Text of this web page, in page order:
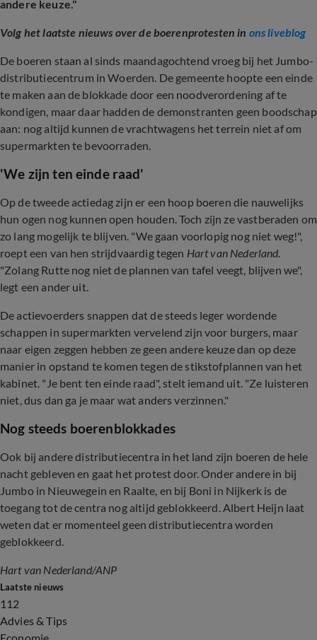
andere keuze."
Volg het laatste nieuws over de boerenprotesten in ons liveblog
De boeren staan al sinds maandagochtend vroeg bij het Jumbo-
distributiecentrum in Woerden. De gemeente hoopte een einde
te maken aan de blokkade door een noodverordening af te
kondigen, maar daar hadden de demonstranten geen boodschap
aan: nog altijd kunnen de vrachtwagens het terrein niet af om
supermarkten te bevoorraden.
'We zijn ten einde raad'
Op de tweede actiedag zijn er een hoop boeren die nauwelijks
hun ogen nog kunnen open houden. Toch zijn ze vastberaden om
zo lang mogelijk te blijven. "We gaan voorlopig nog niet weg!",
roept een van hen strijdvaardig tegen Hart van Nederland.
"Zolang Rutte nog niet de plannen van tafel veegt, blijven we",
legt een ander uit.
De actievoerders snappen dat de steeds leger wordende
schappen in supermarkten vervelend zijn voor burgers, maar
naar eigen zeggen hebben ze geen andere keuze dan op deze
manier in opstand te komen tegen de stikstofplannen van het
kabinet. "Je bent ten einde raad", stelt iemand uit. "Ze luisteren
niet, dus dan ga je maar wat anders verzinnen."
Nog steeds boerenblokkades
Ook bij andere distributiecentra in het land zijn boeren de hele
nacht gebleven en gaat het protest door. Onder andere in bij
Jumbo in Nieuwegein en Raalte, en bij Boni in Nijkerk is de
toegang tot de centra nog altijd geblokkeerd. Albert Heijn laat
weten dat er momenteel geen distributiecentra worden
geblokkeerd.
Hart van Nederland/ANP
Laatste nieuws
112
Advies & Tips